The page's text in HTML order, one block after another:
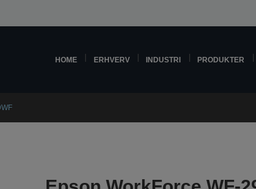
HOME ERHVERV INDUSTRI PRODUKTER